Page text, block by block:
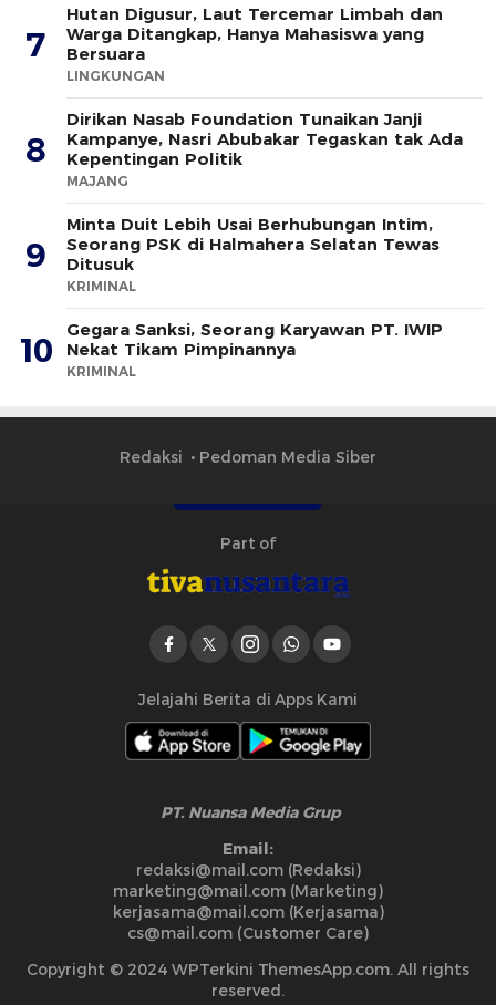
7
Hutan Digusur, Laut Tercemar Limbah dan
Warga Ditangkap, Hanya Mahasiswa yang
Bersuara
LINGKUNGAN
8
Dirikan Nasab Foundation Tunaikan Janji
Kampanye, Nasri Abubakar Tegaskan tak Ada
Kepentingan Politik
MAJANG
9
Minta Duit Lebih Usai Berhubungan Intim,
Seorang PSK di Halmahera Selatan Tewas
Ditusuk
KRIMINAL
10
Gegara Sanksi, Seorang Karyawan PT. IWIP
Nekat Tikam Pimpinannya
KRIMINAL
Redaksi Pedoman Media Siber
Part of
Jelajahi Berita di Apps Kami
PT. Nuansa Media Grup
Email:
redaksi@mail.com (Redaksi)
marketing@mail.com (Marketing)
kerjasama@mail.com (Kerjasama)
cs@mail.com (Customer Care)
Copyright © 2024 WPTerkini ThemesApp.com. All rights
reserved.